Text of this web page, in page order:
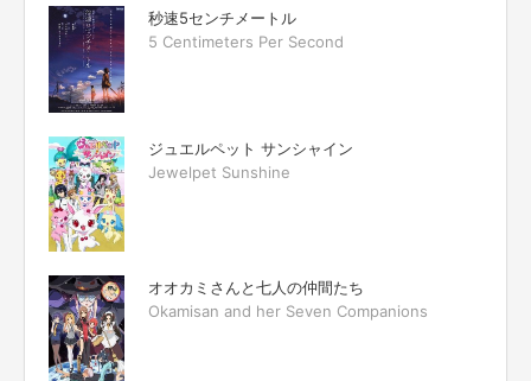
秒速5センチメートル
5 Centimeters Per Second
ジュエルペット サンシャイン
Jewelpet Sunshine
オオカミさんと七人の仲間たち
Okamisan and her Seven Companions